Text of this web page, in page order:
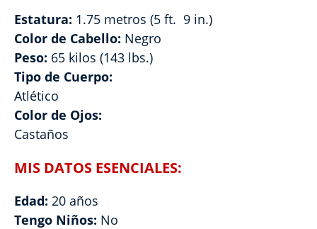
Estatura: 1.75 metros (5 ft. 9 in.)
Color de Cabello: Negro
Peso: 65 kilos (143 lbs.)
Tipo de Cuerpo:
Atlético
Color de Ojos:
Castaños
MIS DATOS ESENCIALES:
Edad: 20 años
Tengo Niños: No